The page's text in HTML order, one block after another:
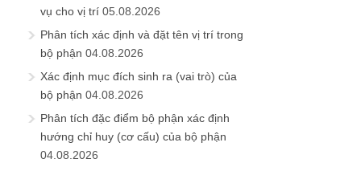
vụ cho vị trí 05.08.2026
Phân tích xác định và đặt tên vị trí trong
bộ phận 04.08.2026
Xác định mục đích sinh ra (vai trò) của
bộ phận 04.08.2026
Phân tích đặc điểm bộ phận xác định
hướng chỉ huy (cơ cấu) của bộ phận
04.08.2026